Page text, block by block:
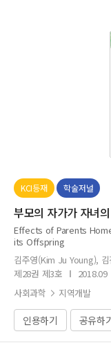
KCI등재 학술저널
부모의 자가가 자녀
Effects of Parents
its Offspring
김주영(Kim Ju Young),
제28권 제3호
2018.09
사회과학
지역개발​
인용하기 공유하